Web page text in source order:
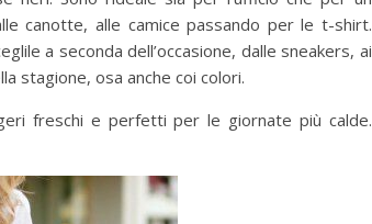
canotte, alle camice passando per le t-shirt.
a seconda dell’occasione, dalle sneakers, ai
stagione, osa anche coi colori.
freschi e perfetti per le giornate più calde.